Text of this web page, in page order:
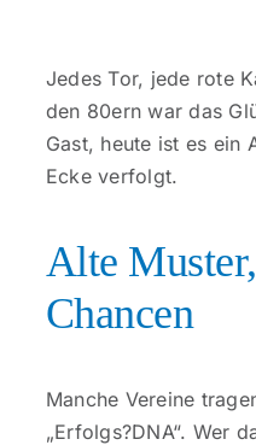
Jedes Tor, jede rote
den 80ern war das
Gast, heute ist es ein
Ecke verfolgt.
Alte
Chancen
Manche Vereine
„Erfolgs?DNA“. Wer